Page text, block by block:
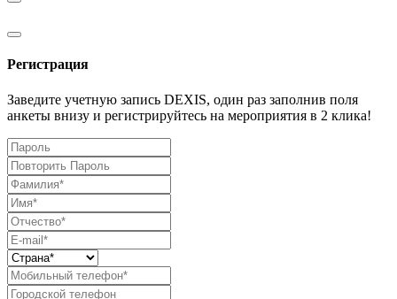
Регистрация
Заведите учетную запись DEXIS, один раз заполнив поля
анкеты внизу и регистрируйтесь на мероприятия в 2 клика!